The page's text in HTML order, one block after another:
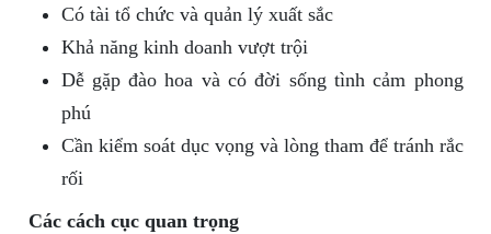
Có tài tổ chức và quản lý xuất sắc
Khả năng kinh doanh vượt trội
Dễ gặp đào hoa và có đời sống tình cảm phong
phú
Cần kiểm soát dục vọng và lòng tham để tránh rắc
rối
Các cách cục quan trọng